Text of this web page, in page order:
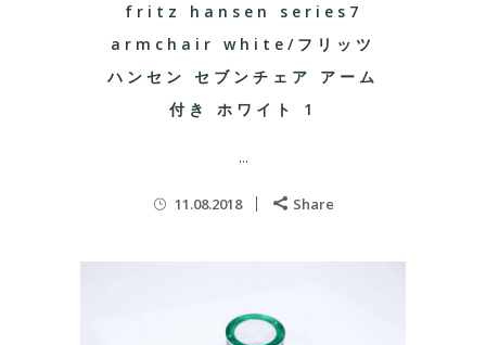
fritz hansen series7
armchair white/フリッツ
ハンセン セブンチェア アーム
付き ホワイト 1
...
11.08.2018 Share